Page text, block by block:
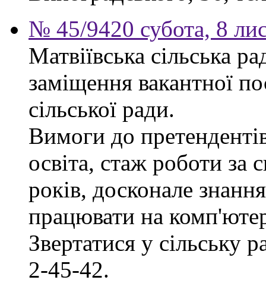
№ 45/9420 субота, 8
Матвіївська сільська
заміщення вакантної
сільської ради.
Вимоги до
освіта, стаж роботи за
років, досконале
працювати на
Звертатися у сільську
2-45-42.